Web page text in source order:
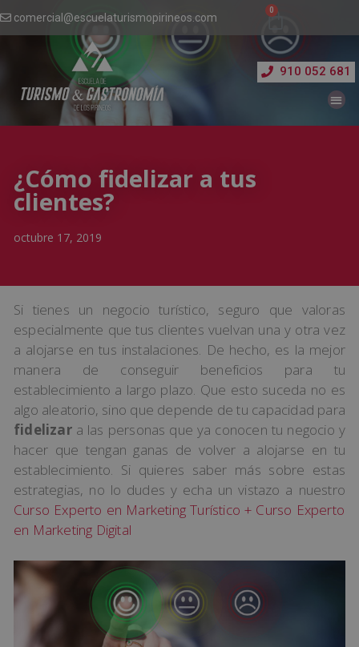
comercial@escuelaturismopirineos.com
910 052 681
¿Cómo fidelizar a tus
clientes?
octubre 17, 2019
Si tienes un negocio turístico, seguro que valoras
especialmente que tus clientes vuelvan una y otra vez
a alojarse en tus instalaciones. De hecho, es la mejor
manera de conseguir beneficios para tu
establecimiento a largo plazo. Que esto suceda no es
algo aleatorio, sino que depende de tu capacidad para
fidelizara las personas que ya conocen tu negocio y
hacer que tengan ganas de volver a alojarse en tu
establecimiento. Si quieres saber más sobre estas
estrategias, no lo dudes y echa un vistazo a nuestro
Curso Experto en Marketing Turístico + Curso Experto
en Marketing Digital